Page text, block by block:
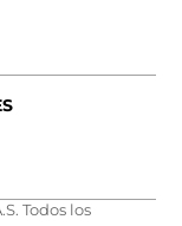
Todos los